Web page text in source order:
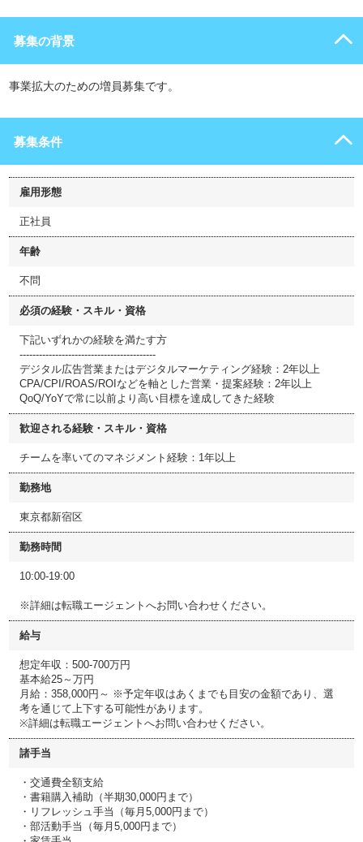
募集の背景
事業拡大のための増員募集です。
募集条件
雇用形態
正社員
年齢
不問
必須の経験・スキル・資格
下記いずれかの経験を満たす方
------------------------------------------
デジタル広告営業またはデジタルマーケティング経験：2年以上
CPA/CPI/ROAS/ROIなどを軸とした営業・提案経験：2年以上
QoQ/YoYで常に以前より高い目標を達成してきた経験
歓迎される経験・スキル・資格
チームを率いてのマネジメント経験：1年以上
勤務地
東京都新宿区
勤務時間
10:00-19:00
※詳細は転職エージェントへお問い合わせください。
給与
想定年収：500-700万円
基本給25～万円
月給：358,000円～ ※予定年収はあくまでも目安の金額であり、選
考を通じて上下する可能性があります。
※詳細は転職エージェントへお問い合わせください。
諸手当
・交通費全額支給
・書籍購入補助（半期30,000円まで）
・リフレッシュ手当（毎月5,000円まで）
・部活動手当（毎月5,000円まで）